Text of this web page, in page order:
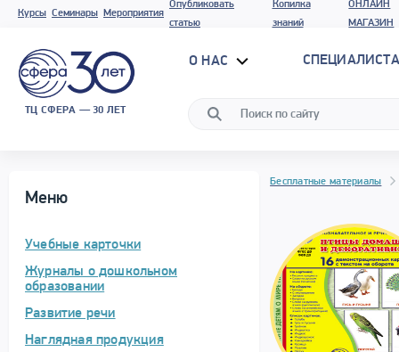
Курсы Семинары Мероприятия
Опубликовать
статью
Копилка
знаний
ОНЛАЙН
МАГАЗИН
ТЦ СФЕРА — 30 ЛЕТ
О НАС
Меню
Учебные карточки
Журналы о дошкольном
образовании
Развитие речи
Наглядная продукция
Бесплатные материалы